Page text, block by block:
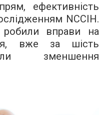
ефективність
NCCIH.
вправи на
вже за шість
зменшення